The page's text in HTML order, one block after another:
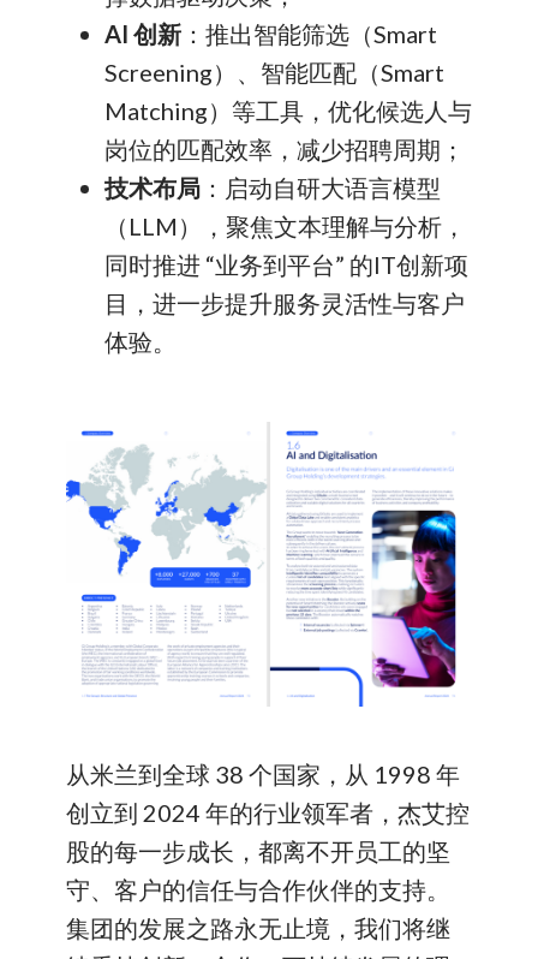
AI 创新：推出智能筛选（Smart
Screening）、智能匹配（Smart
Matching）等工具，优化候选人与
岗位的匹配效率，减少招聘周期；
技术布局：启动自研大语言模型
（LLM），聚焦文本理解与分析，
同时推进 “业务到平台” 的IT创新项
目，进一步提升服务灵活性与客户
体验。
从米兰到全球 38 个国家，从 1998 年
创立到 2024 年的行业领军者，杰艾控
股的每一步成长，都离不开员工的坚
守、客户的信任与合作伙伴的支持。
集团的发展之路永无止境，我们将继